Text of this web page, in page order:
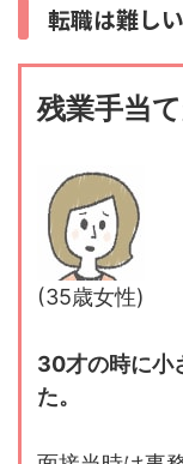
転職は難し
残業手当
(35歳女性)
30才の時に小
た。